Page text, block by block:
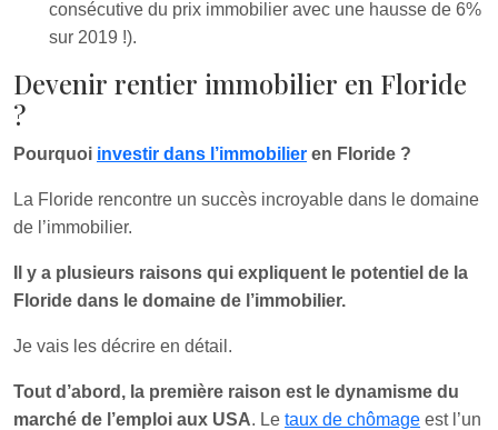
consécutive du prix immobilier avec une hausse de 6%
sur 2019 !).
Devenir rentier immobilier en Floride
?
Pourquoi investir dans l’immobilier en Floride ?
La Floride rencontre un succès incroyable dans le domaine
de l’immobilier.
Il y a plusieurs raisons qui expliquent le potentiel de la
Floride dans le domaine de l’immobilier.
Je vais les décrire en détail.
Tout d’abord, la première raison est le dynamisme du
marché de l’emploi aux USA. Le taux de chômage est l’un